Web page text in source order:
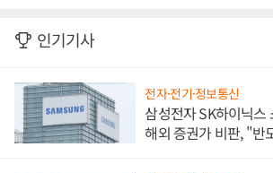
인기기사
전자·전기·정보통신
삼성전자 SK하이닉스
해외 증권가 비판, "반